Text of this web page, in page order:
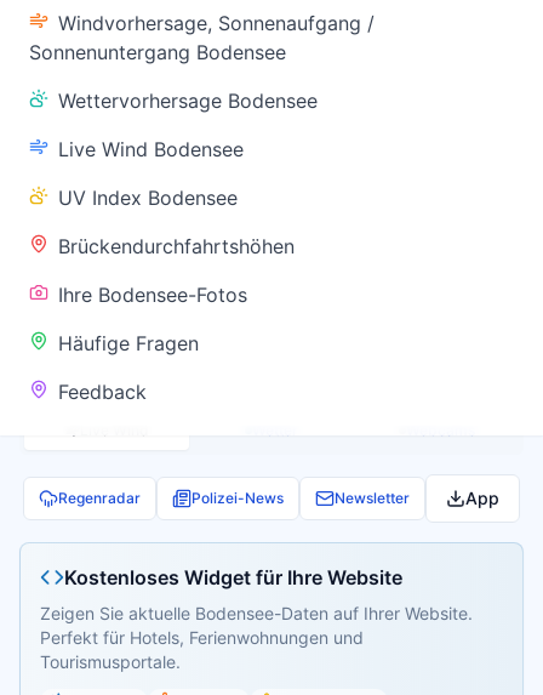
Windvorhersage, Sonnenaufgang /
Sonnenuntergang Bodensee
Wettervorhersage Bodensee
Live Wind Bodensee
UV Index Bodensee
Brückendurchfahrtshöhen
Ihre Bodensee-Fotos
Häufige Fragen
Feedback
(Konstanz) (Friedrichshafen)
Warnstatus
✅ Keine
Warnung
Regenradar Polizei-News Newsletter App
Kostenloses Widget für Ihre Website
Zeigen Sie aktuelle Bodensee-Daten auf Ihrer Website.
Perfekt für Hotels, Ferienwohnungen und
Tourismusportale.